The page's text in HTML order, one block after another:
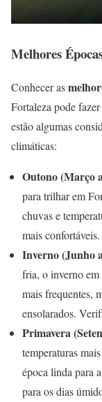
Melhores
Conhecer as
Fortaleza pode
estão algumas
climáticas:
Outono (Março
para trilhar em
chuvas e
mais confortáveis.
Inverno (Junho
fria, o inverno em
mais frequentes,
ensolarados.
Primavera
temperaturas
época linda para
para os dias